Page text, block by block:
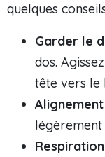
quelques
Garder le
dos.
tête vers le
légèrement